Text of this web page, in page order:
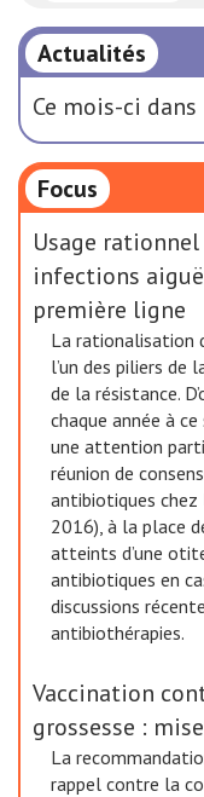
Actualités
Ce mois-ci
Focus
Usage
infections
première ligne
La rationalisation
l’un des piliers de
de la résistance.
chaque année à
une attention
réunion de
antibiotiques chez
2016), à la place
atteints d’une
antibiotiques en
discussions
antibiothérapies.
Vaccination
grossesse :
La
rappel contre la